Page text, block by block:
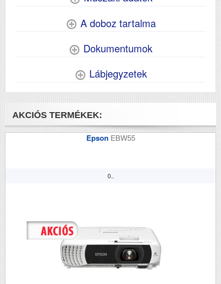
A doboz tartalma
Dokumentumok
Lábjegyzetek
AKCIÓS TERMÉKEK:
Epson EBW55
0..